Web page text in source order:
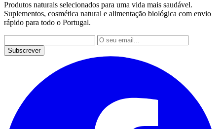
Produtos naturais selecionados para uma vida mais saudável.
Suplementos, cosmética natural e alimentação biológica com envio
rápido para todo o Portugal.
Subscrever